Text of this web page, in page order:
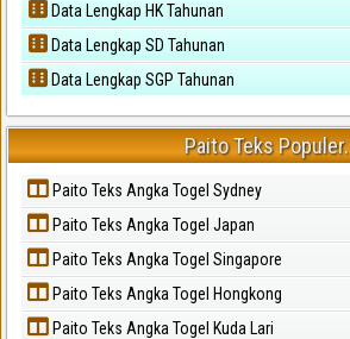
Data Lengkap HK Tahunan
Data Lengkap SD Tahunan
Data Lengkap SGP Tahunan
Paito Teks Populer.
Paito Teks Angka Togel Sydney
Paito Teks Angka Togel Japan
Paito Teks Angka Togel Singapore
Paito Teks Angka Togel Hongkong
Paito Teks Angka Togel Kuda Lari